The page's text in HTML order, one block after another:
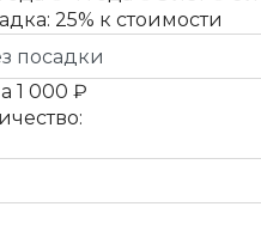
25% к стоимости
1 000 ₽